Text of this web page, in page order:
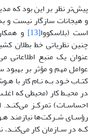
پیش‌تر نظر بر این بود که
و هیجانات سازگار نیست و
است (بلاسکووا[13]
چنین نظریاتی خط بطلان
عنوان یک منبع اطلاعاتی
عوامل مهم و مؤثر بر
کتـاب خـود بـه نـام کار با
در محیـط کار (محیطی که
احساسـات) تمرکـز می‌کنـد.
رؤسـای شـرکت‌ها نیازمند
کـه در سـازمان کار